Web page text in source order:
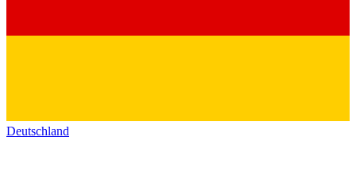
Deutschland